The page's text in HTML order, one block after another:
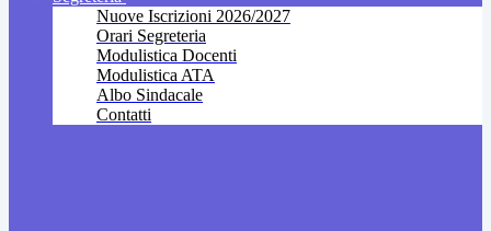
Nuove Iscrizioni 2026/2027
Orari Segreteria
Modulistica Docenti
Modulistica ATA
Albo Sindacale
Contatti